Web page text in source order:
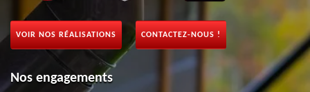
VOIR NOS RÉALISATIONS CONTACTEZ-NOUS !
Nos engagements